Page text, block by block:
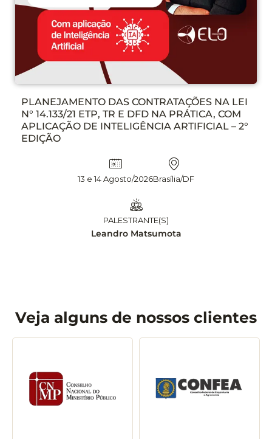
PLANEJAMENTO DAS CONTRATAÇÕES NA LEI
N° 14.133/21 ETP, TR E DFD NA PRÁTICA, COM
APLICAÇÃO DE INTELIGÊNCIA ARTIFICIAL – 2°
EDIÇÃO
13 e 14 Agosto/2026Brasília/DF
PALESTRANTE(S)
Leandro Matsumota
Veja alguns de nossos clientes